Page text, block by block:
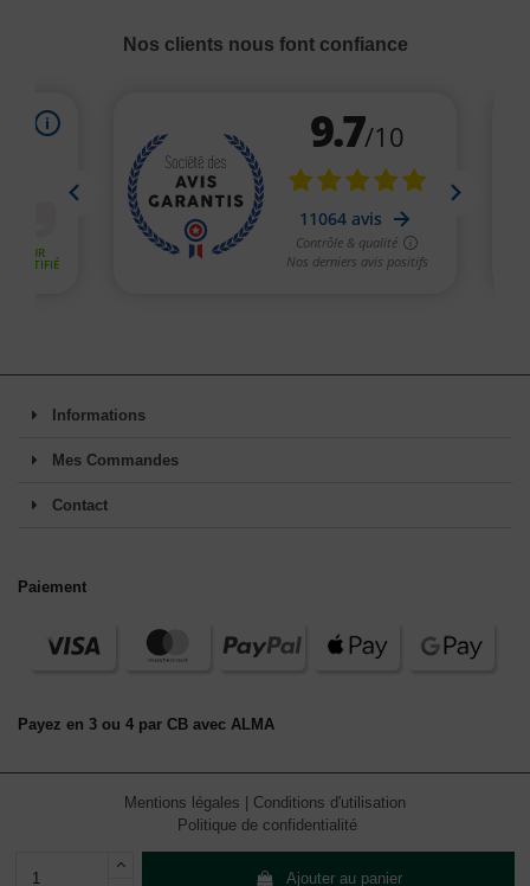
Ajouter au panier
Nos clients nous font confiance
Informations
Mes Commandes
Contact
Paiement
Payez en 3 ou 4 par CB avec ALMA
Mentions légales
Conditions d'utilisation
Politique de confidentialité